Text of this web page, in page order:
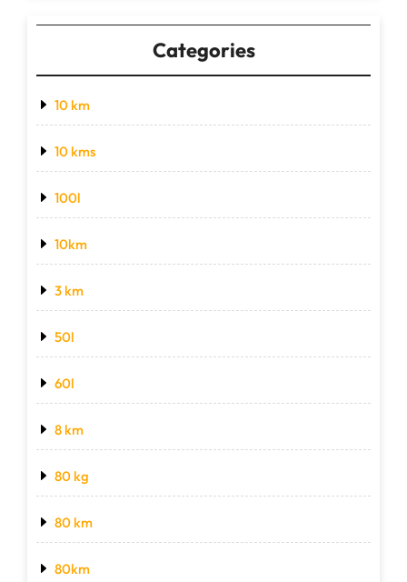
Categories
10 km
10 kms
100l
10km
3 km
50l
60l
8 km
80 kg
80 km
80km